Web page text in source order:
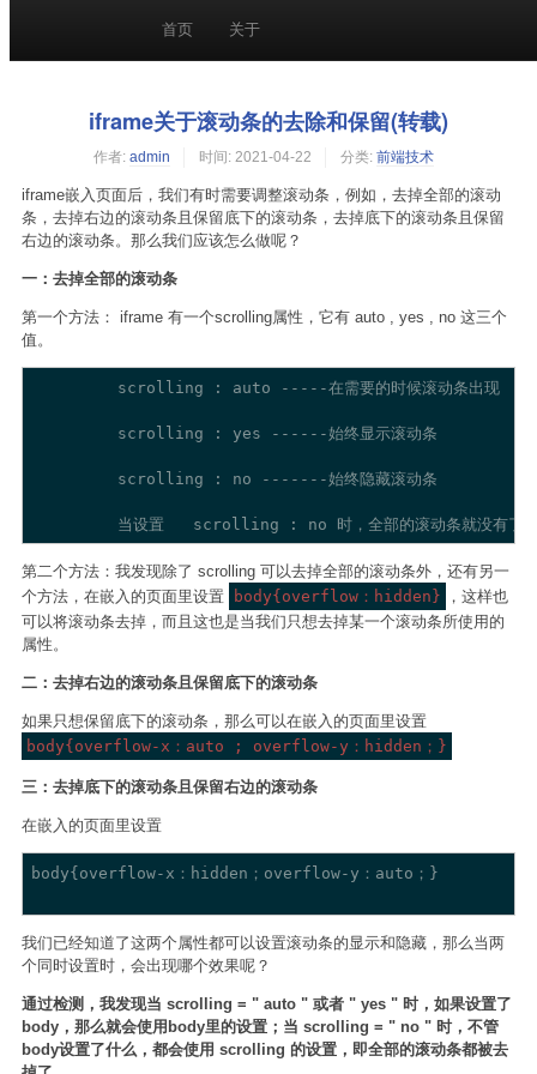
首页 关于
iframe关于滚动条的去除和保留(转载)
作者: admin 时间: 2021-04-22 分类: 前端技术
iframe嵌入页面后，我们有时需要调整滚动条，例如，去掉全部的滚动
条，去掉右边的滚动条且保留底下的滚动条，去掉底下的滚动条且保留
右边的滚动条。那么我们应该怎么做呢？
一：去掉全部的滚动条
第一个方法： iframe 有一个scrolling属性，它有 auto , yes , no 这三个
值。
         scrolling : auto -----在需要的时候滚动条出现
         scrolling : yes ------始终显示滚动条
         scrolling : no -------始终隐藏滚动条
第二个方法：我发现除了 scrolling 可以去掉全部的滚动条外，还有另一
个方法，在嵌入的页面里设置
body{overflow：hidden}
，这样也
可以将滚动条去掉，而且这也是当我们只想去掉某一个滚动条所使用的
属性。
二：去掉右边的滚动条且保留底下的滚动条
如果只想保留底下的滚动条，那么可以在嵌入的页面里设置
body{overflow-x：auto ; overflow-y：hidden；}
三：去掉底下的滚动条且保留右边的滚动条
在嵌入的页面里设置
body{overflow-x：hidden；overflow-y：auto；}
我们已经知道了这两个属性都可以设置滚动条的显示和隐藏，那么当两
个同时设置时，会出现哪个效果呢？
通过检测，我发现当 scrolling = " auto " 或者 " yes " 时，如果设置了
body，那么就会使用body里的设置；当 scrolling = " no " 时，不管
body设置了什么，都会使用 scrolling 的设置，即全部的滚动条都被去